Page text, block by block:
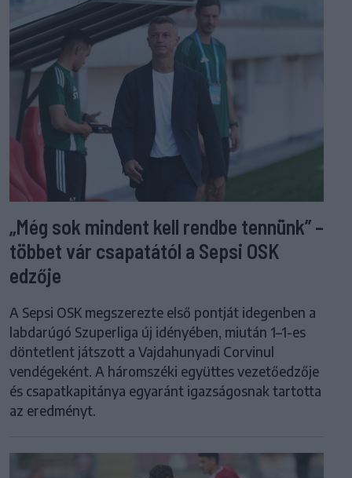
„Még sok mindent kell rendbe tennünk” –
többet vár csapatától a Sepsi OSK
edzője
A Sepsi OSK megszerezte első pontját idegenben a
labdarúgó Szuperliga új idényében, miután 1–1-es
döntetlent játszott a Vajdahunyadi Corvinul
vendégeként. A háromszéki együttes vezetőedzője
és csapatkapitánya egyaránt igazságosnak tartotta
az eredményt.